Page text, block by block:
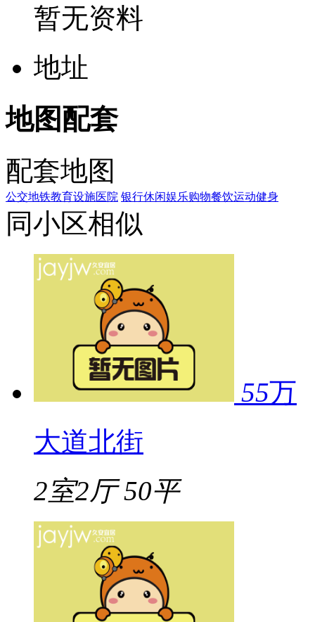
暂无资料
地址
地图配套
配套地图
公交地铁教育设施医院 银行休闲娱乐购物餐饮运动健身
同小区相似
55万
大道北街
2室2厅 50平